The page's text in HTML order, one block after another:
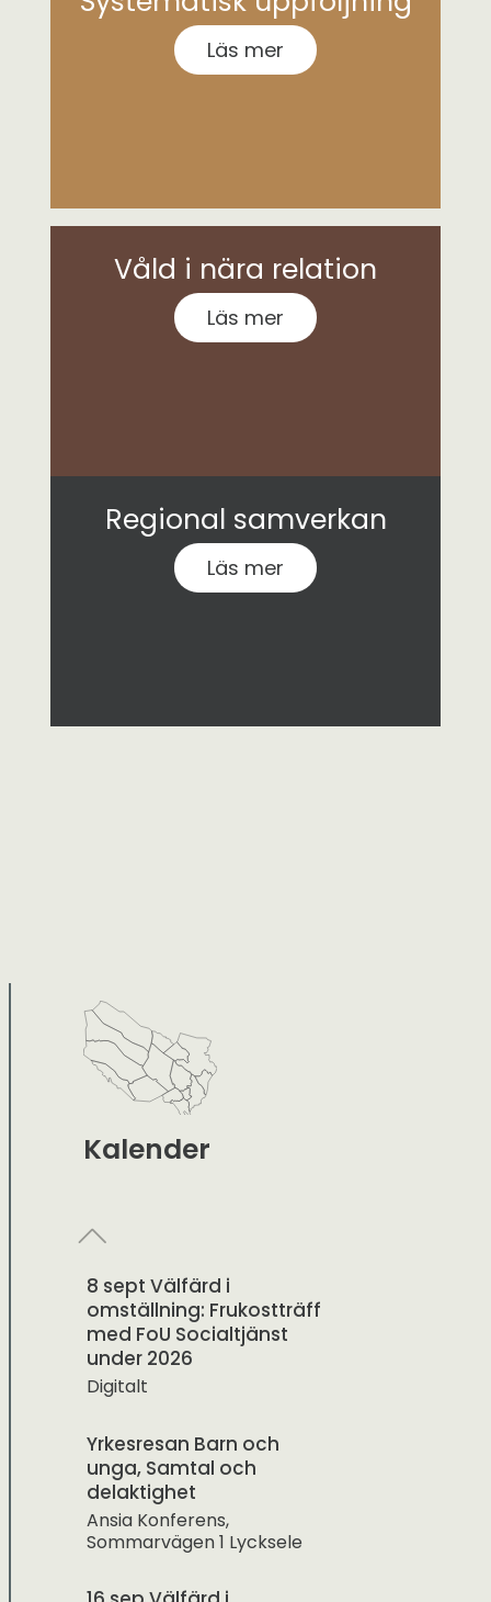
Läs mer
Våld i nära relation
Läs mer
Regional samverkan
Läs mer
Kalender
8 sept Välfärd i
omställning: Frukostträff
med FoU Socialtjänst
under 2026
Digitalt
Yrkesresan Barn och
unga, Samtal och
delaktighet
Ansia Konferens,
Sommarvägen 1 Lycksele